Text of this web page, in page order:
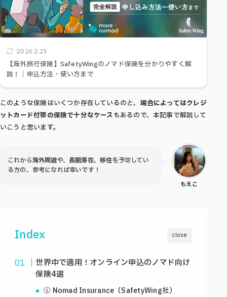
2026.2.23
【海外旅行保険】SafetyWingのノマド保険を分かりやすく解
説！｜申込方法・使い方まで
このような保険はいくつか存在しているのと、 場合によってはクレジ
ットカード付帯の保険で十分なケースもあるので、本記事で解説して
いこうと思います。
もえこ
これから海外周遊や、長期滞在、移住を予定してい
る方の、参考になれば幸いです！
close
Index
世界中で適用！オンライン申込のノマド向け
保険4選
① Nomad Insurance（SafetyWing社）